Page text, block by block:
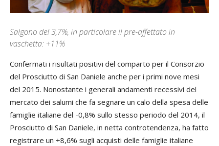
Salgono del 3,7%, in particolare il pre-affettato in
vaschetta: +11%
Confermati i risultati positivi del comparto per il Consorzio
del Prosciutto di San Daniele anche per i primi nove mesi
del 2015. Nonostante i generali andamenti recessivi del
mercato dei salumi che fa segnare un calo della spesa delle
famiglie italiane del -0,8% sullo stesso periodo del 2014, il
Prosciutto di San Daniele, in netta controtendenza, ha fatto
registrare un +8,6% sugli acquisti delle famiglie italiane